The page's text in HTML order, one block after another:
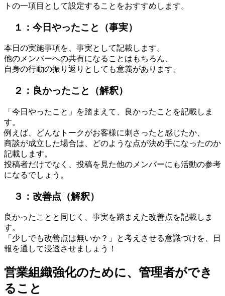
トの一項目として設定することをおすすめします。
１：今日やったこと（事実）
本日の実施事項を、事実として記載します。
他のメンバーへの共有になることはもちろん、
自身の行動の振り返りとしても意義があります。
２：良かったこと（解釈）
「今日やったこと」を踏まえて、良かったことを記載しま
す。
例えば、どんなトークがお客様に刺さったと感じたか、
商談が成立した場合は、どのような点が決め手になったのか
記載します。
投稿者だけでなく、投稿を見た他のメンバーにも活動の参考
になるでしょう。
３：改善点（解釈）
良かったことと同じく、事実を踏まえた改善点を記載しま
す。
「少しでも改善点は無いか？」と考えさせる意識づけを、日
報を通して浸透させましょう！
営業組織強化のために、管理者ができ
ること